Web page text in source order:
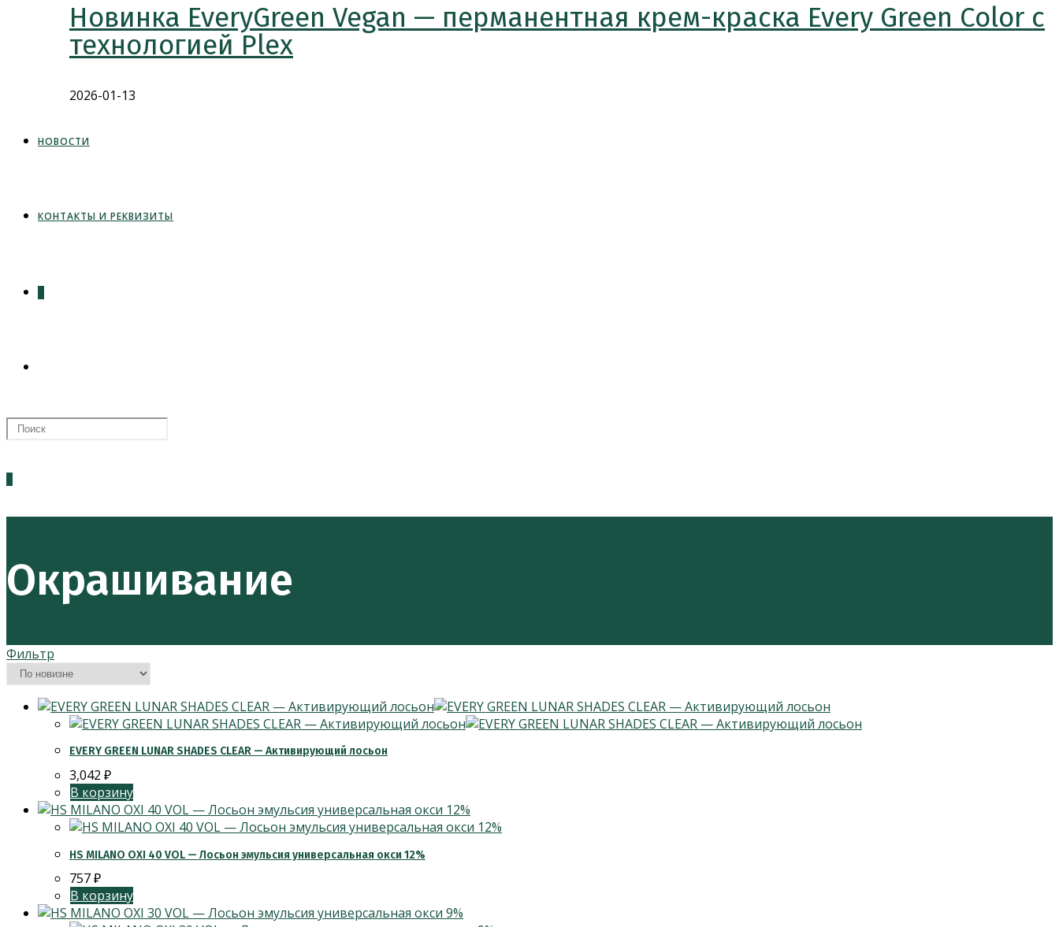
Новинка EveryGreen Vegan — перманентная крем-краска Every Green Color с
технологией Plex
2026-01-13
НОВОСТИ
КОНТАКТЫ И РЕКВИЗИТЫ
ПО
ВЕБ-
САЙТУ
Окрашивание
Фильтр
EVERY GREEN LUNAR SHADES CLEAR — Активирующий лосьон
3,042 ₽
В корзину
HS MILANO OXI 40 VOL — Лосьон эмульсия универсальная окси 12%
757₽
В корзину